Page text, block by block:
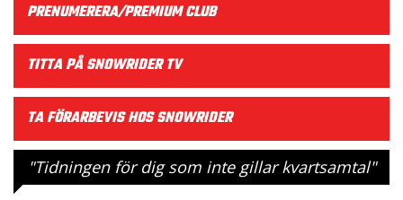
PRENUMERERA/PREMIUM CLUB
TITTA PÅ SNOWRIDER TV
TA FÖRARBEVIS HOS SNOWRIDER
"Tidningen för dig som inte gillar kvartsamtal"